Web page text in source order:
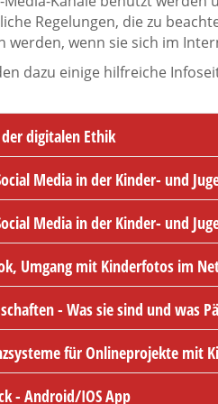
Regelungen, die zu
werden, wenn sie sich im
dazu einige hilfreiche
digitalen Ethik
Media in der Kinder- und
Media in der Kinder- und
Umgang mit Kinderfotos im
- Was sie sind und was
für Onlineprojekte mit
- Android/IOS App